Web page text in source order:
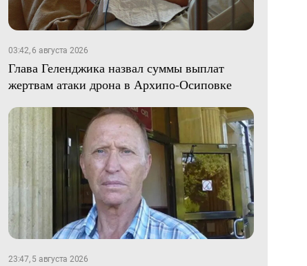
03:42, 6 августа 2026
Глава Геленджика назвал суммы выплат
жертвам атаки дрона в Архипо-Осиповке
23:47, 5 августа 2026